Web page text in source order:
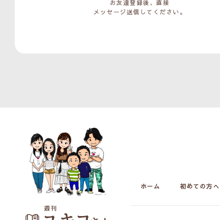
お友達登録後、直接
メッセージ送信してください。
ホーム 初めての方へ